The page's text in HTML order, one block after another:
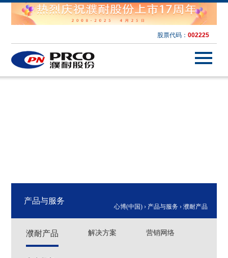
股票代码： 002225
产品与服务
心博(中国)› 产品与服务› 濮耐产品
濮耐产品 解决方案 营销网络